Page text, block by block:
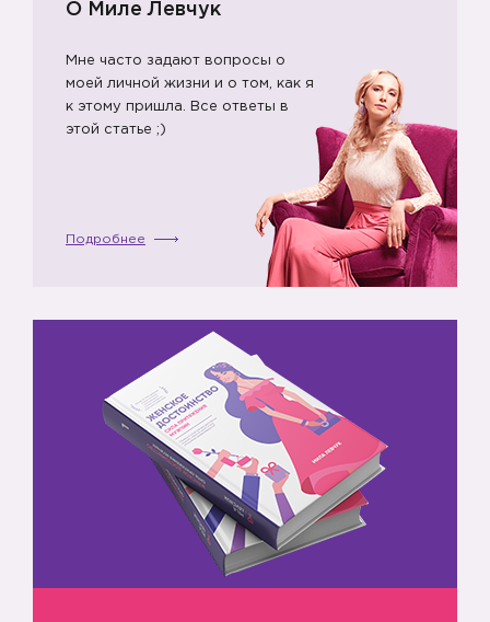
О Миле Левчук
Мне часто задают вопросы о
моей личной жизни и о том, как я
к этому пришла. Все ответы в
этой статье ;)
Подробнее